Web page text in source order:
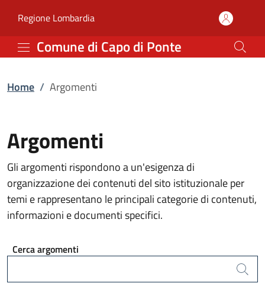
Argomenti | Comune di
Regione Lombardia(apre in un'altra scheda).
Comune di Capo di Ponte
Home / Argomenti
Argomenti
Gli argomenti rispondono a un'esigenza di
organizzazione dei contenuti del sito istituzionale per
temi e rappresentano le principali categorie di contenuti,
informazioni e documenti specifici.
Cerca argomenti
Cerca